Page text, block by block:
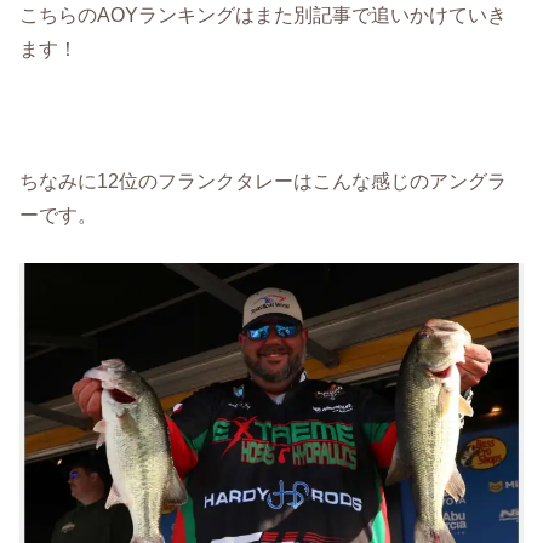
こちらのAOYランキングはまた別記事で追いかけていき
ます！
ちなみに12位のフランクタレーはこんな感じのアングラ
ーです。